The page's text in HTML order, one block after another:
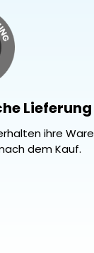
Lieferung
ihre Ware
dem Kauf.